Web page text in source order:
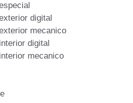
digital
mecanico
digital
mecanico